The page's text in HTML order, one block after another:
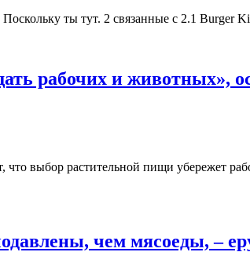
ты тут. 2 связанные с 2.1 Burger
рабочих и животных»,
что выбор растительной пищи убережет
чем мясоеды, –